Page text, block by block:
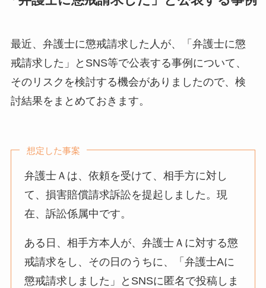
最近、弁護士に懲戒請求した人が、「弁護士に懲
戒請求した」とSNS等で公表する事例について、
そのリスクを検討する機会がありましたので、検
討結果をまとめておきます。
想定した事案
弁護士Ａは、依頼を受けて、相手方に対し
て、損害賠償請求訴訟を提起しました。現
在、訴訟係属中です。
ある日、相手方本人が、弁護士Ａに対する懲
戒請求をし、その日のうちに、「弁護士Aに
懲戒請求しました」とSNSに匿名で投稿しま